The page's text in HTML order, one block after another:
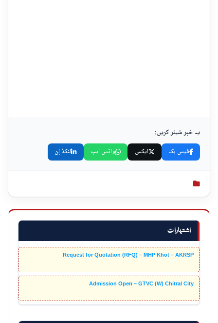
اشتہارات
Request for Quotation (RFQ) – MHP Khot – AKRSP
Admission Open – GTVC (W) Chitral City
یہ خبر شیئر کریں:
فیس بک ایکس واٹس ایپ لنکڈ اِن